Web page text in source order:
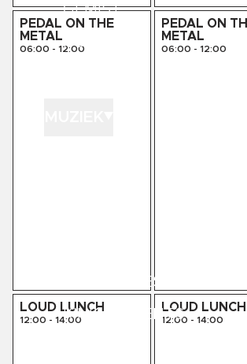
GEMIST
PODCASTS
LIVE SESSIES
KINK PRESENTS
PEDAL ON THE
METAL
06:00 - 12:00
LOUD LUNCH
12:00 - 14:00
PEDAL ON
METAL
06:00 - 12:00
LOUD LUNCH
12:00 - 14:00